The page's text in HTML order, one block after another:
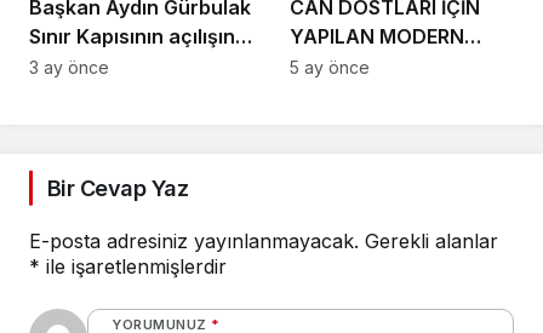
Başkan Aydın Gürbulak
Sınır Kapısının açılışına
katıldı
3 ay önce
CAN DOSTLARI İÇİN
YAPILAN MODERN
TESİSLER YAKINDA
5 ay önce
Bir Cevap Yaz
E-posta adresiniz yayınlanmayacak. Gerekli alanlar
* ile işaretlenmişlerdir
YORUMUNUZ *